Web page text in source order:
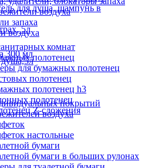
для душа, шампунь в
5л
воздуха
запаха
воздуха
300 мл
комнат
полотенец
для бумажных полотенец
полотенец
полотенец h3
полотенец
Z-сложения
покрытий
воздуха
настольные
бумаги
бумаги в больших рулонах